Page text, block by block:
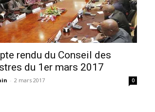
rendu du Conseil des
du 1er mars 2017
- 2 mars 2017 0